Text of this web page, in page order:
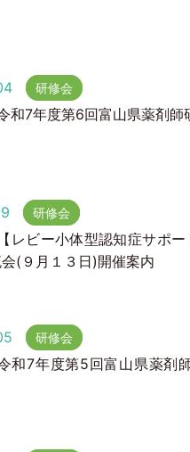
研修会
和7年度第6回富山県薬剤師
研修会
【レビー小体型認知症サポ
(９月１３日)開催案内
研修会
和7年度第5回富山県薬剤